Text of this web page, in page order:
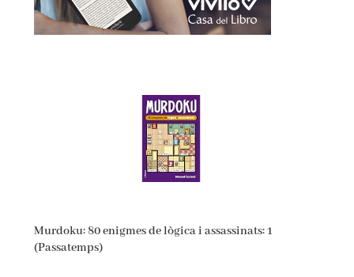
Murdoku: 80 enigmes de lògica i assassinats: 1
(Passatemps)